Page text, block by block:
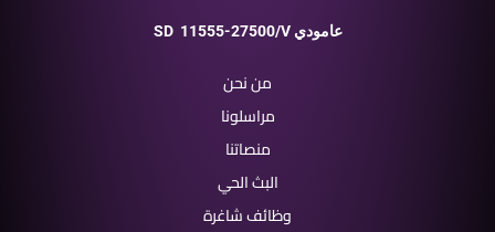
SD 11555-27500/V عامودي
من نحن
مراسلونا
منصاتنا
البث الحي
وظائف شاغرة